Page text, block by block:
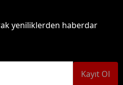
yeniliklerden haberdar
Kayıt Ol